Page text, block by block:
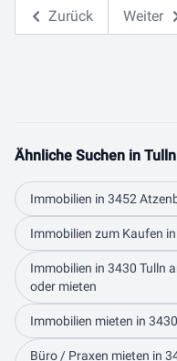
Zurück Weiter
Ähnliche Suchen in Tulln
Immobilien in 3452
Immobilien zum Kaufen
Immobilien in 3430 Tulln
oder mieten
Immobilien mieten in
Büro / Praxen mieten in